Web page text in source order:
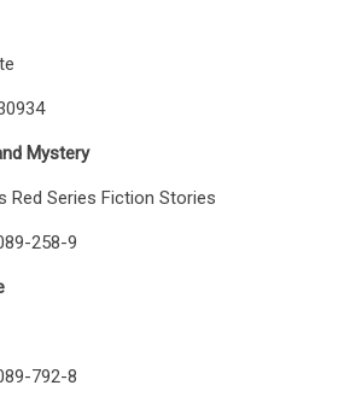
Mystery
Red Series Fiction Stories
258-9
792-8